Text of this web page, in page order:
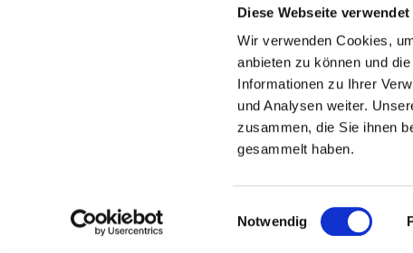
Diese Webseite
Wir verwenden Cookies,
anbieten zu können und
Informationen zu Ihrer
und Analysen weiter.
zusammen, die Sie ihnen
gesammelt haben.
i
Notwendig
Kath. Kirchengemeinde Pfarrei